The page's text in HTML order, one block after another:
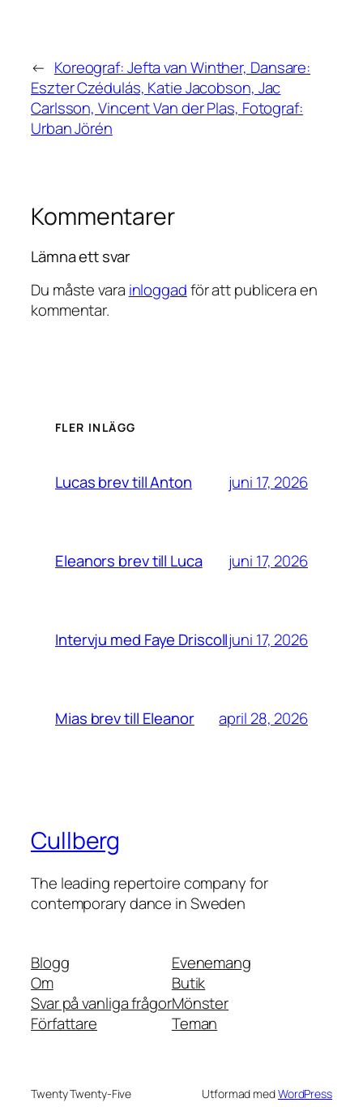
← Koreograf: Jefta van Winther, Dansare:
Eszter Czédulás, Katie Jacobson, Jac
Carlsson, Vincent Van der Plas, Fotograf:
Urban Jörén
Kommentarer
Lämna ett svar
Du måste vara inloggadför att publicera en
kommentar.
FLER INLÄGG
Lucas brev till Anton juni 17, 2026
Eleanors brev till Luca juni 17, 2026
Intervju med Faye Driscolljuni 17, 2026
Mias brev till Eleanor april 28, 2026
Cullberg
The leading repertoire company for
contemporary dance in Sweden
Blogg
Om
Svar på vanliga frågor
Författare
Evenemang
Butik
Mönster
Teman
Twenty Twenty-Five Utformad medWordPress